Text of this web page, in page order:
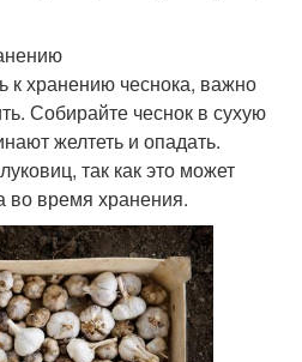
к хранению чеснока, важно
Собирайте чеснок в сухую
желтеть и опадать.
так как это может
во время хранения.